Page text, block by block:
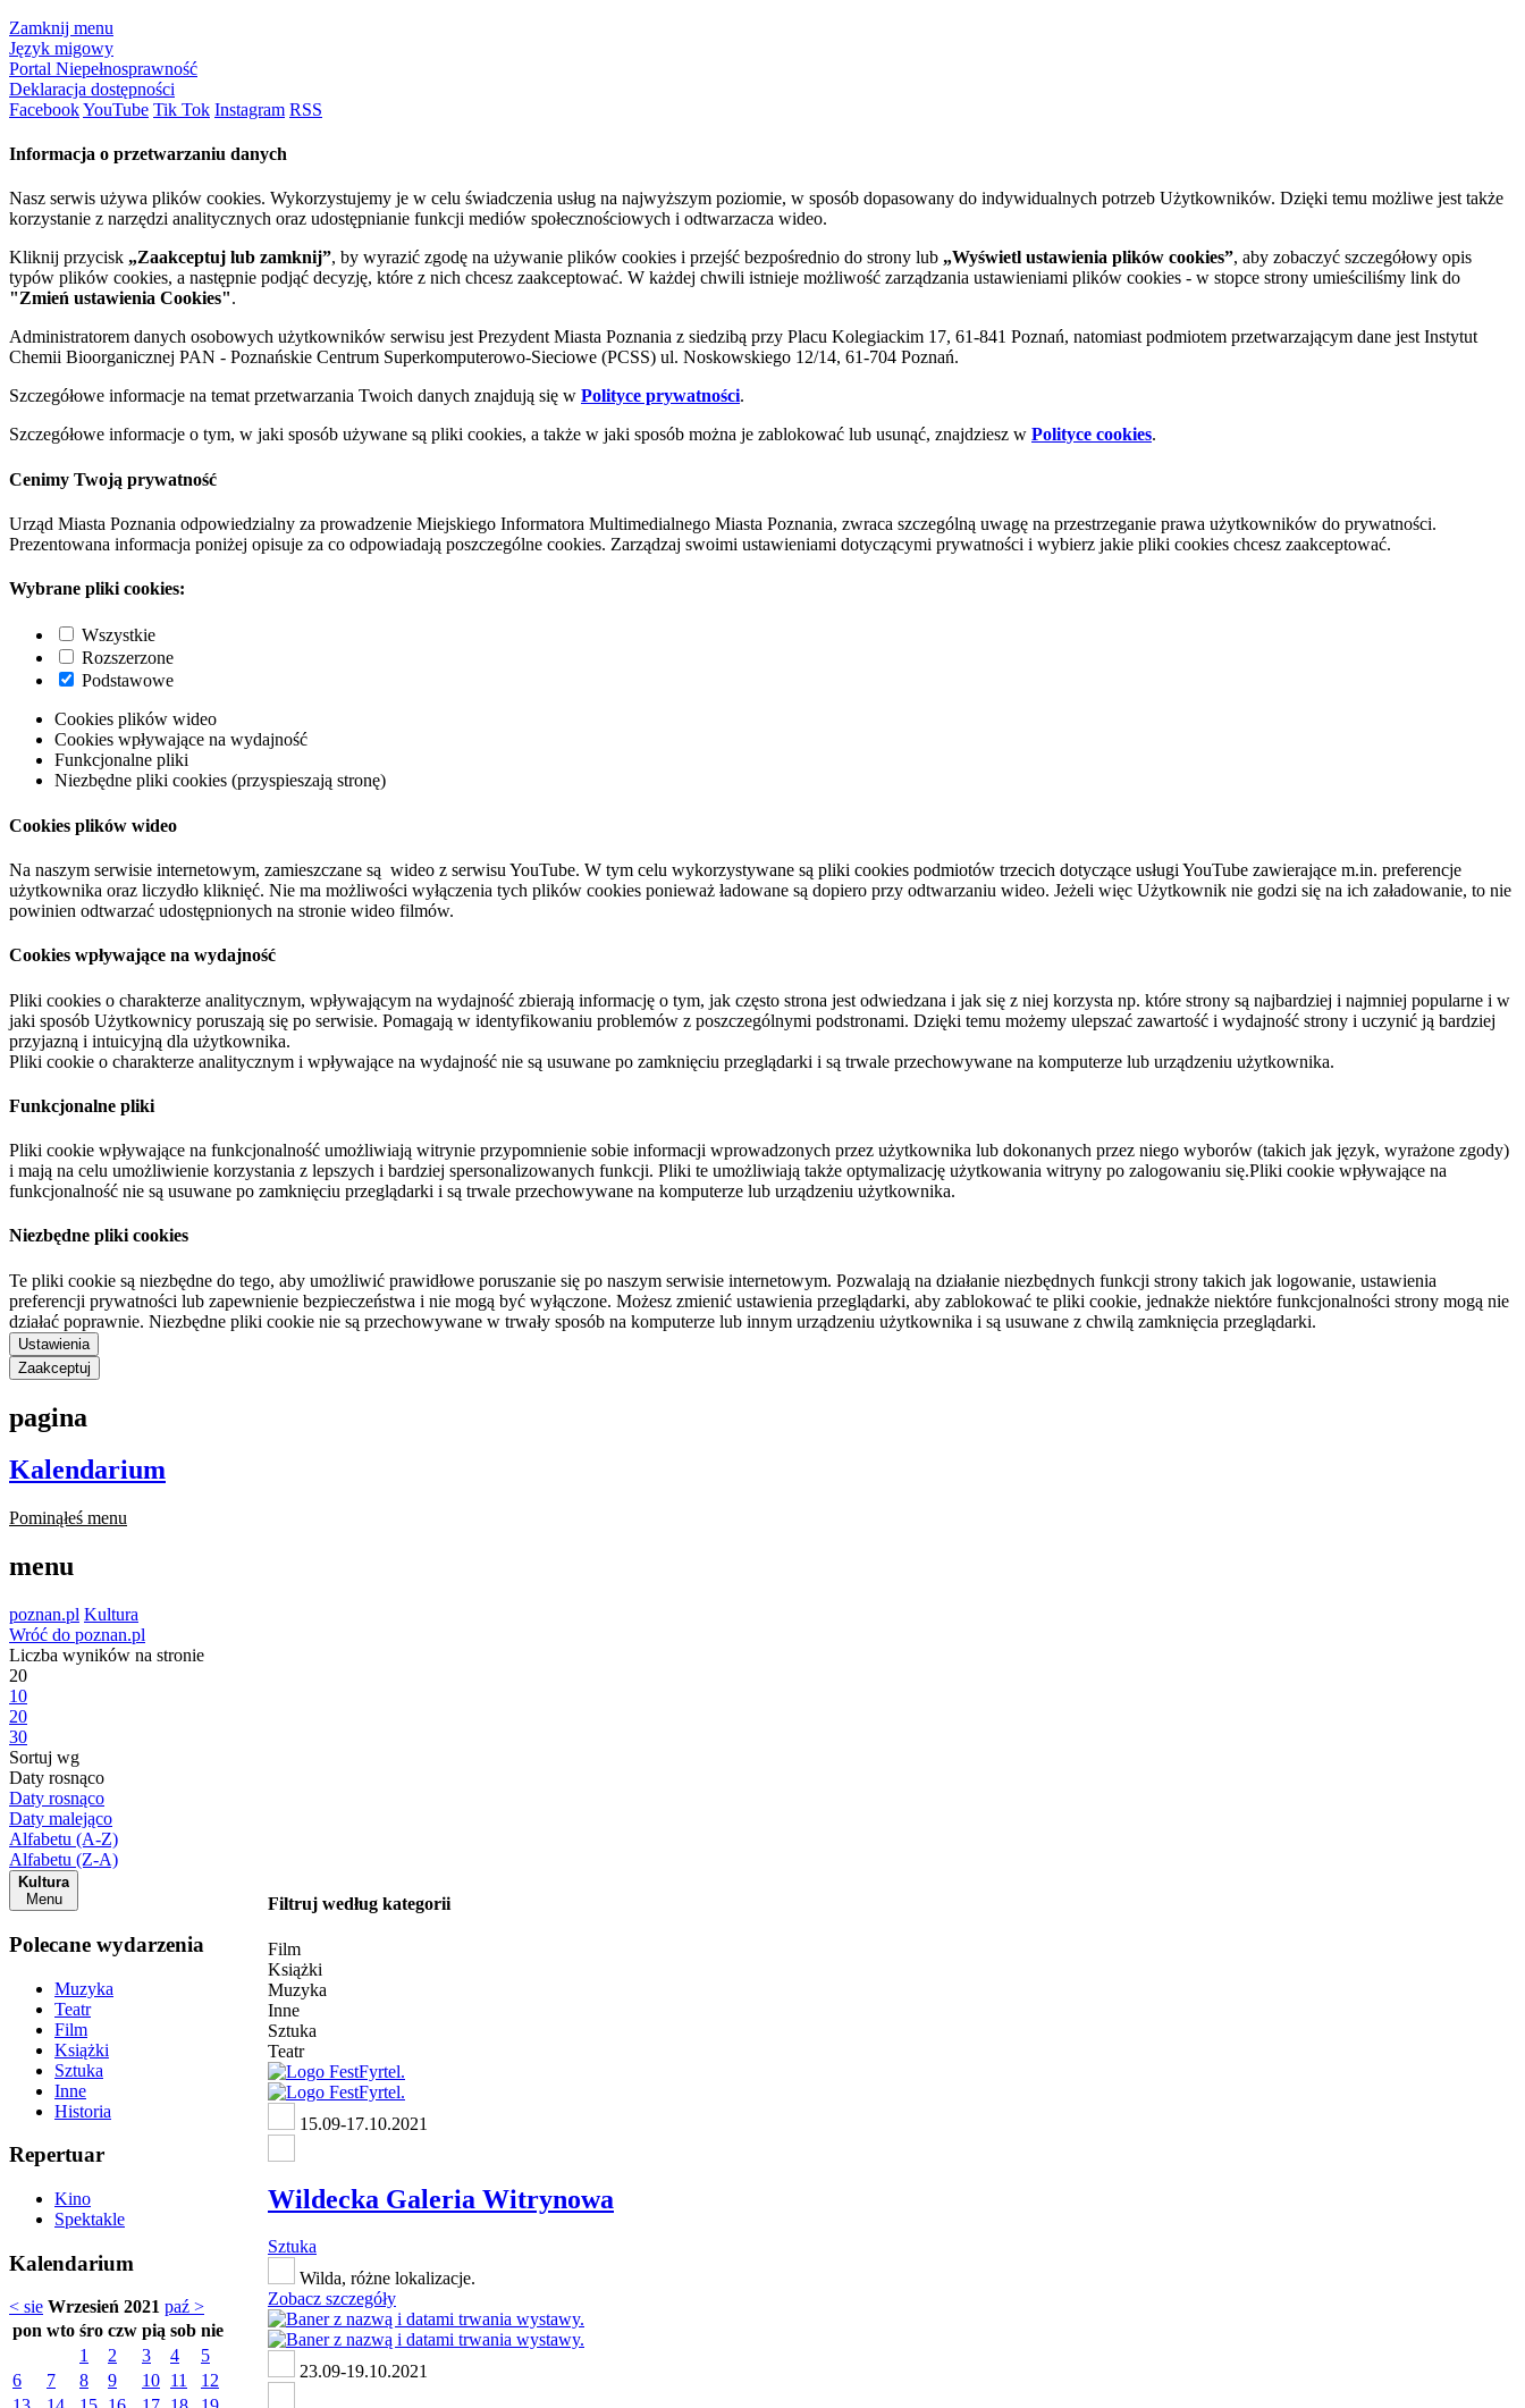
Zamknij menu
Język migowy
Portal Niepełnosprawność
Deklaracja dostępności
FacebookYouTube Tik Tok Instagram RSS
Informacja o przetwarzaniu danych
Nasz serwis używa plików cookies. Wykorzystujemy je w celu świadczenia usług na najwyższym poziomie, w sposób dopasowany do indywidualnych potrzeb Użytkowników. Dzięki temu możliwe jest także
korzystanie z narzędzi analitycznych oraz udostępnianie funkcji mediów społecznościowych i odtwarzacza wideo.
Kliknij przycisk „Zaakceptuj lub zamknij”, by wyrazić zgodę na używanie plików cookies i przejść bezpośrednio do strony lub „Wyświetl ustawienia plików cookies”, aby zobaczyć szczegółowy opis
typów plików cookies, a następnie podjąć decyzję, które z nich chcesz zaakceptować. W każdej chwili istnieje możliwość zarządzania ustawieniami plików cookies - w stopce strony umieściliśmy link do
"Zmień ustawienia Cookies".
Administratorem danych osobowych użytkowników serwisu jest Prezydent Miasta Poznania z siedzibą przy Placu Kolegiackim 17, 61-841 Poznań, natomiast podmiotem przetwarzającym dane jest Instytut
Chemii Bioorganicznej PAN - Poznańskie Centrum Superkomputerowo-Sieciowe (PCSS) ul. Noskowskiego 12/14, 61-704 Poznań.
Szczegółowe informacje na temat przetwarzania Twoich danych znajdują się w Polityce prywatności.
Szczegółowe informacje o tym, w jaki sposób używane są pliki cookies, a także w jaki sposób można je zablokować lub usunąć, znajdziesz w Polityce cookies.
Cenimy Twoją prywatność
Urząd Miasta Poznania odpowiedzialny za prowadzenie Miejskiego Informatora Multimedialnego Miasta Poznania, zwraca szczególną uwagę na przestrzeganie prawa użytkowników do prywatności.
Prezentowana informacja poniżej opisuje za co odpowiadają poszczególne cookies. Zarządzaj swoimi ustawieniami dotyczącymi prywatności i wybierz jakie pliki cookies chcesz zaakceptować.
Wybrane pliki cookies:
Wszystkie
Rozszerzone
Podstawowe
Cookies plików wideo
Cookies wpływające na wydajność
Funkcjonalne pliki
Niezbędne pliki cookies (przyspieszają stronę)
Cookies plików wideo
Na naszym serwisie internetowym, zamieszczane są wideo z serwisu YouTube. W tym celu wykorzystywane są pliki cookies podmiotów trzecich dotyczące usługi YouTube zawierające m.in. preferencje
użytkownika oraz liczydło kliknięć. Nie ma możliwości wyłączenia tych plików cookies ponieważ ładowane są dopiero przy odtwarzaniu wideo. Jeżeli więc Użytkownik nie godzi się na ich załadowanie, to nie
powinien odtwarzać udostępnionych na stronie wideo filmów.
Cookies wpływające na wydajność
Pliki cookies o charakterze analitycznym, wpływającym na wydajność zbierają informację o tym, jak często strona jest odwiedzana i jak się z niej korzysta np. które strony są najbardziej i najmniej popularne i w
jaki sposób Użytkownicy poruszają się po serwisie. Pomagają w identyfikowaniu problemów z poszczególnymi podstronami. Dzięki temu możemy ulepszać zawartość i wydajność strony i uczynić ją bardziej
przyjazną i intuicyjną dla użytkownika.
Pliki cookie o charakterze analitycznym i wpływające na wydajność nie są usuwane po zamknięciu przeglądarki i są trwale przechowywane na komputerze lub urządzeniu użytkownika.
Funkcjonalne pliki
Pliki cookie wpływające na funkcjonalność umożliwiają witrynie przypomnienie sobie informacji wprowadzonych przez użytkownika lub dokonanych przez niego wyborów (takich jak język, wyrażone zgody)
i mają na celu umożliwienie korzystania z lepszych i bardziej spersonalizowanych funkcji. Pliki te umożliwiają także optymalizację użytkowania witryny po zalogowaniu się.Pliki cookie wpływające na
funkcjonalność nie są usuwane po zamknięciu przeglądarki i są trwale przechowywane na komputerze lub urządzeniu użytkownika.
Niezbędne pliki cookies
Te pliki cookie są niezbędne do tego, aby umożliwić prawidłowe poruszanie się po naszym serwisie internetowym. Pozwalają na działanie niezbędnych funkcji strony takich jak logowanie, ustawienia
preferencji prywatności lub zapewnienie bezpieczeństwa i nie mogą być wyłączone. Możesz zmienić ustawienia przeglądarki, aby zablokować te pliki cookie, jednakże niektóre funkcjonalności strony mogą nie
działać poprawnie. Niezbędne pliki cookie nie są przechowywane w trwały sposób na komputerze lub innym urządzeniu użytkownika i są usuwane z chwilą zamknięcia przeglądarki.
Ustawienia
Zaakceptuj
pagina
Kalendarium
Pominąłeś menu
menu
poznan.pl Kultura
Wróć do poznan.pl
Liczba wyników na stronie
20
10
20
30
Sortuj wg
Daty rosnąco
Daty rosnąco
Daty malejąco
Alfabetu (A-Z)
Alfabetu (Z-A)
Kultura
Menu
Polecane wydarzenia
Muzyka
Teatr
Film
Książki
Sztuka
Inne
Historia
Repertuar
Kino
Spektakle
Kalendarium
< sie Wrzesień 2021 paź >
pon wto śro czw pią sob nie
1
2 3 4
5
6
7 8 9 10 11
12
Filtruj według kategorii
Film
Książki
Muzyka
Inne
Sztuka
Teatr
15.09-17.10.2021
Wildecka Galeria Witrynowa
Sztuka
Wilda, różne lokalizacje.
Zobacz szczegóły
23.09-19.10.2021